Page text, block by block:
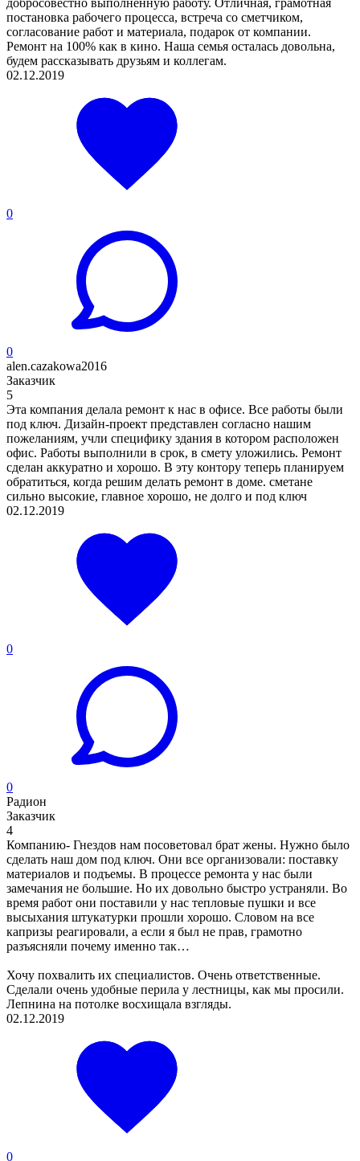
постановка рабочего процесса, встреча со сметчиком,
согласование работ и материала, подарок от компании.
Ремонт на 100% как в кино. Наша семья осталась довольна,
будем рассказывать друзьям и коллегам.
02.12.2019
0
0
alen.cazakowa2016
Заказчик
5
Эта компания делала ремонт к нас в офисе. Все работы были
под ключ. Дизайн-проект представлен согласно нашим
пожеланиям, учли специфику здания в котором расположен
офис. Работы выполнили в срок, в смету уложились. Ремонт
сделан аккуратно и хорошо. В эту контору теперь планируем
обратиться, когда решим делать ремонт в доме. сметане
сильно высокие, главное хорошо, не долго и под ключ
02.12.2019
0
0
Радион
Заказчик
4
Компанию- Гнездов нам посоветовал брат жены. Нужно было
сделать наш дом под ключ. Они все организовали: поставку
материалов и подъемы. В процессе ремонта у нас были
замечания не большие. Но их довольно быстро устраняли. Во
время работ они поставили у нас тепловые пушки и все
высыхания штукатурки прошли хорошо. Словом на все
капризы реагировали, а если я был не прав, грамотно
разъясняли почему именно так…
Хочу похвалить их специалистов. Очень ответственные.
Сделали очень удобные перила у лестницы, как мы просили.
Лепнина на потолке восхищала взгляды.
02.12.2019
0